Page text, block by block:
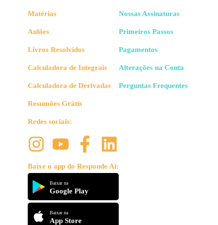
Matérias
Aulões
Livros Resolvidos
Calculadora de Integrais
Calculadora de Derivadas
Resumões Grátis
Redes sociais:
Baixe o app do Responde Aí:
Baixar na
Google Play
Baixar na
App Store
Nossas Assinaturas
Primeiros Passos
Pagamentos
Alterações na Conta
Perguntas Frequentes